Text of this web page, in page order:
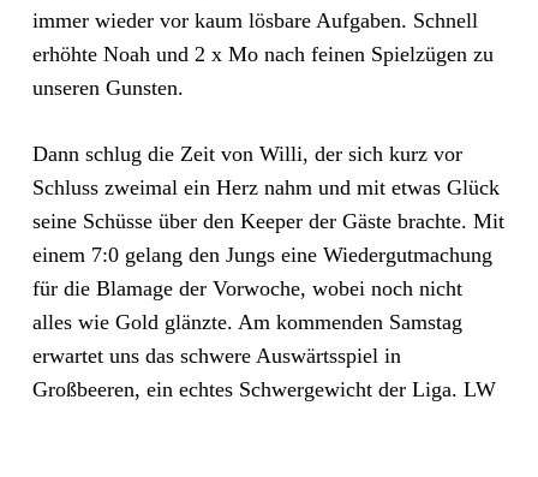
immer wieder vor kaum lösbare Aufgaben. Schnell
erhöhte Noah und 2 x Mo nach feinen Spielzügen zu
unseren Gunsten.
Dann schlug die Zeit von Willi, der sich kurz vor
Schluss zweimal ein Herz nahm und mit etwas Glück
seine Schüsse über den Keeper der Gäste brachte. Mit
einem 7:0 gelang den Jungs eine Wiedergutmachung
für die Blamage der Vorwoche, wobei noch nicht
alles wie Gold glänzte. Am kommenden Samstag
erwartet uns das schwere Auswärtsspiel in
Großbeeren, ein echtes Schwergewicht der Liga. LW